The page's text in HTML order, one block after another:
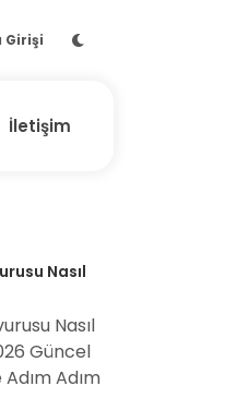
Girişi
İletişim
Nasıl
Nasıl
Güncel
Adım